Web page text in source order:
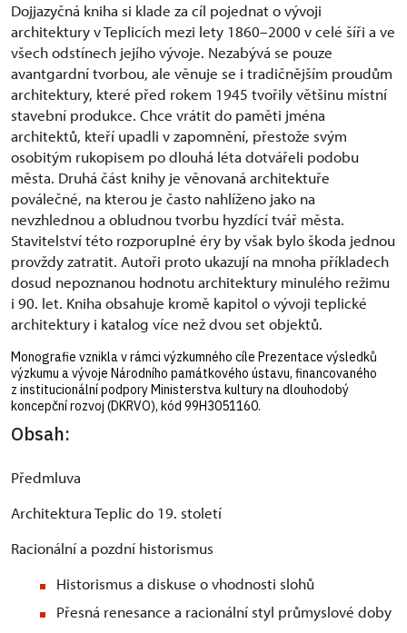
Dojjazyčná kniha si klade za cíl pojednat o vývoji
architektury v Teplicích mezi lety 1860–2000 v celé šíři a ve
všech odstínech jejího vývoje. Nezabývá se pouze
avantgardní tvorbou, ale věnuje se i tradičnějším proudům
architektury, které před rokem 1945 tvořily většinu místní
stavební produkce. Chce vrátit do paměti jména
architektů, kteří upadli v zapomnění, přestože svým
osobitým rukopisem po dlouhá léta dotvářeli podobu
města. Druhá část knihy je věnovaná architektuře
poválečné, na kterou je často nahlíženo jako na
nevzhlednou a obludnou tvorbu hyzdící tvář města.
Stavitelství této rozporuplné éry by však bylo škoda jednou
provždy zatratit. Autoři proto ukazují na mnoha příkladech
dosud nepoznanou hodnotu architektury minulého režimu
i 90. let. Kniha obsahuje kromě kapitol o vývoji teplické
architektury i katalog více než dvou set objektů.
Monografie vznikla v rámci výzkumného cíle Prezentace výsledků
výzkumu a vývoje Národního památkového ústavu, financovaného
z institucionální podpory Ministerstva kultury na dlouhodobý
koncepční rozvoj (DKRVO), kód 99H3051160.
Obsah:
Předmluva
Architektura Teplic do 19. století
Racionální a pozdní historismus
Historismus a diskuse o vhodnosti slohů
Přesná renesance a racionální styl průmyslové doby